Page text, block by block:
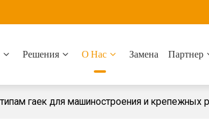
Решения О Нас Замена Партнер
гаек для машиностроения и крепежных